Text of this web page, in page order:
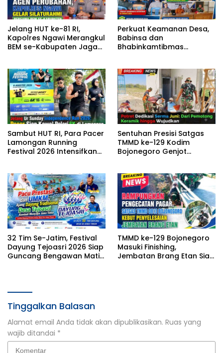
Jelang HUT ke-81 RI,
Kapolres Ngawi Merangkul
BEM se-Kabupaten Jaga
Perkuat Keamanan Desa,
Babinsa dan
Bhabinkamtibmas
Sambut HUT RI, Para Pacer
Lamongan Running
Festival 2026 Intensifkan
Sentuhan Presisi Satgas
TMMD ke-129 Kodim
Bojonegoro Genjot
32 Tim Se-Jatim, Festival
Dayung Tejoasri 2026 Siap
Guncang Bengawan Mati
TMMD ke-129 Bojonegoro
Masuki Finishing,
Jembatan Brang Etan Siap
Tinggalkan Balasan
Alamat email Anda tidak akan dipublikasikan. Ruas yang
wajib ditandai *